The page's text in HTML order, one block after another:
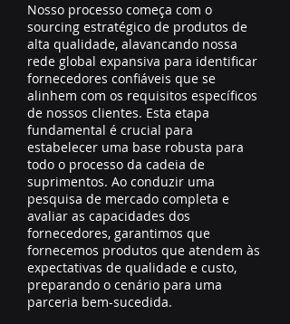
Nosso processo começa com o
sourcing estratégico de produtos de
alta qualidade, alavancando nossa
rede global expansiva para identificar
fornecedores confiáveis que se
alinhem com os requisitos específicos
de nossos clientes. Esta etapa
fundamental é crucial para
estabelecer uma base robusta para
todo o processo da cadeia de
suprimentos. Ao conduzir uma
pesquisa de mercado completa e
avaliar as capacidades dos
fornecedores, garantimos que
fornecemos produtos que atendem às
expectativas de qualidade e custo,
preparando o cenário para uma
parceria bem-sucedida.